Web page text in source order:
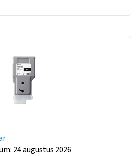
24 augustus 2026